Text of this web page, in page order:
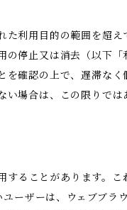
利用目的の範囲を超
停止又は消去（以下
確認の上で、遅滞な
場合は、この限りでは
ることがあります。
ーザーは、ウェブブ